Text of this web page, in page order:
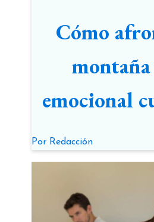
Cómo
emocional
embarazo
libro
Por Redacción